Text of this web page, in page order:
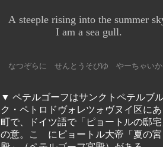
A steeple rising into the summer
I am a sea gull.
なつぞらに せんとうそびゆ やーちゃいか
▼ ペテルゴーフはサンクトペテルブ
ク・ペトロドヴォレツォヴヌイ区に
町で、ドイツ語で「ピョートルの邸
の意。こゝにピョートル大帝「夏の宮